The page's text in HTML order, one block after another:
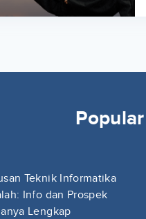
Teknik Informatika
Info dan Prospek
Lengkap